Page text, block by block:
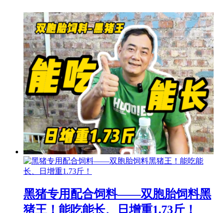
黑猪专用配合饲料——双胞胎饲料黑
猪王！能吃能长、日增重1.73斤！